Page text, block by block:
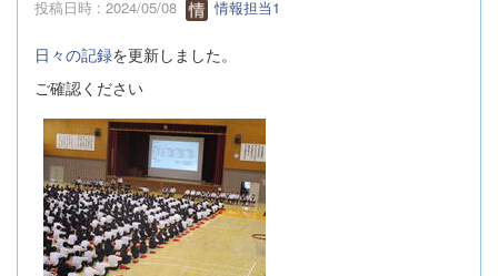
投稿日時 : 2024/05/08 情報担当1
日々の記録を更新しました。
ご確認ください